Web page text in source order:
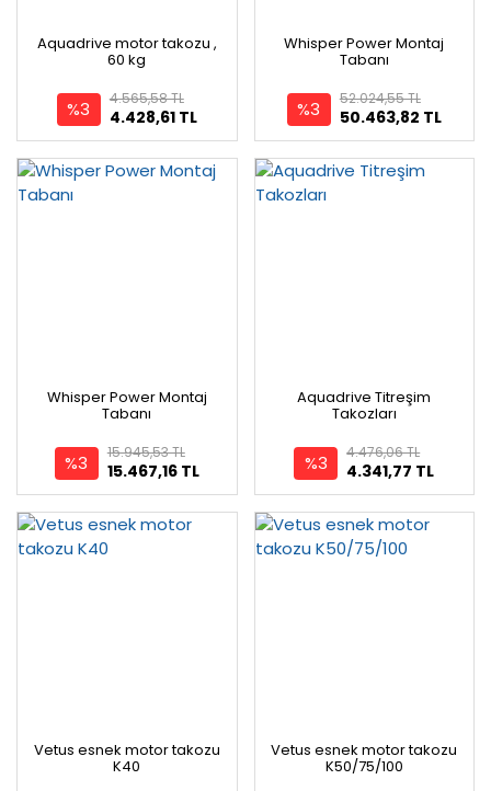
Aquadrive motor takozu ,
60 kg
%3 4.428,61 TL
4.565,58 TL
Whisper Power Montaj
Tabanı
%3 50.463,82 TL
52.024,55 TL
Whisper Power Montaj
Tabanı
%3 15.467,16 TL
15.945,53 TL
Aquadrive Titreşim
Takozları
%3 4.341,77 TL
4.476,06 TL
Vetus esnek motor takozu
K40
Vetus esnek motor takozu
K50/75/100